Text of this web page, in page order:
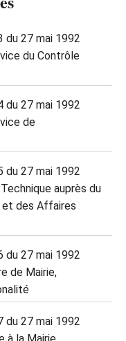
du 27 mai 1992
du Contrôle
du 27 mai 1992
de
du 27 mai 1992
auprès du
et des Affaires
du 27 mai 1992
de Mairie,
du 27 mai 1992